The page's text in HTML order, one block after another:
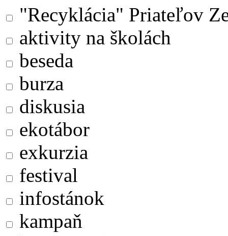
"Recyklácia" Priateľov
aktivity na školách
beseda
burza
diskusia
ekotábor
exkurzia
festival
infostánok
kampaň